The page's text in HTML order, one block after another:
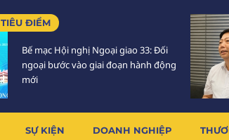
TIÊU ĐIỂM
Bế mạc Hội nghị Ngoại giao 33: Đối
ngoại bước vào giai đoạn hành động
mới
SỰ KIỆN DOANH NGHIỆP